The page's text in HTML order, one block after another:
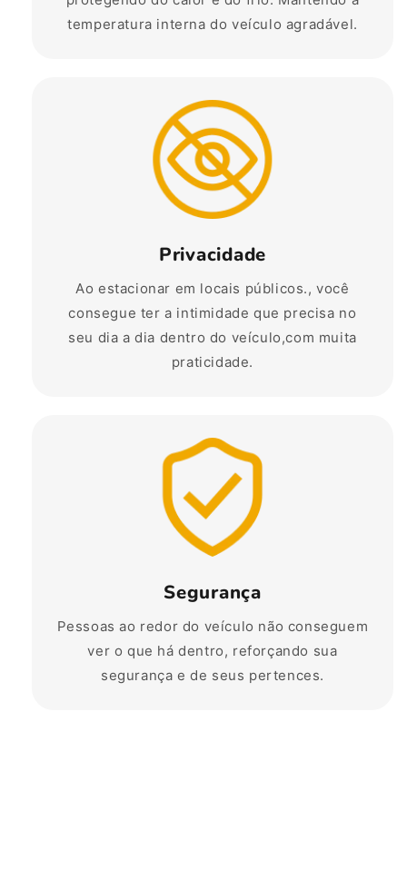
temperatura interna do veículo agradável.
Privacidade
Ao estacionar em locais públicos., você
consegue ter a intimidade que precisa no
seu dia a dia dentro do veículo,com muita
praticidade.
Segurança
Pessoas ao redor do veículo não conseguem
ver o que há dentro, reforçando sua
segurança e de seus pertences.